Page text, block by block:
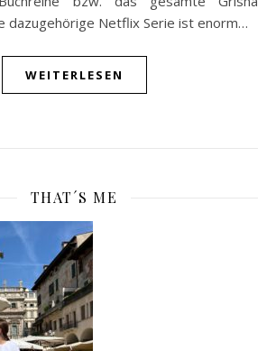
dazugehörige Netflix Serie ist enorm…
WEITERLESEN
THAT´S ME